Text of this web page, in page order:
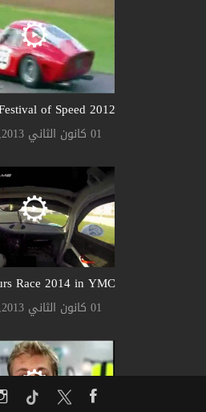
of Speed 2012
01 كانون الثاني 2013, 12:00 ص
Race 2014 in YMC
01 كانون الثاني 2013, 12:00 ص